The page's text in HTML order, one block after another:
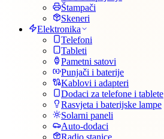
Štampači
Skeneri
Elektronika
Telefoni
Tableti
Pametni satovi
Punjači i baterije
Kablovi i adapteri
Dodaci za telefone i tablete
Rasvjeta i baterijske lampe
Solarni paneli
Auto-dodaci
Radio stanice